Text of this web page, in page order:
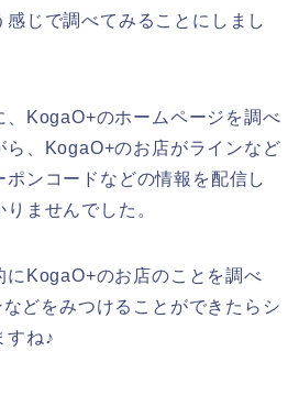
感じで調べてみることにしまし
、KogaO+のホームページを調べ
ら、KogaO+のお店がラインなど
ンコードなどの情報を配信し
ませんでした。
にKogaO+のお店のことを調べ
どをみつけることができたらシ
すね♪